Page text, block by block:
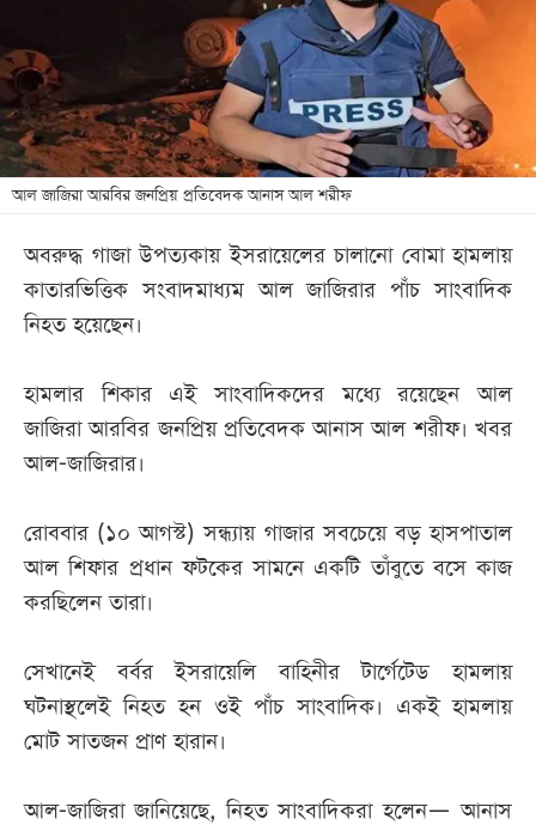
বিনোদন
লাইফ
স্টাইল
শিক্ষা
সব
বিভাগ
ভিডিও
আর্কাইভ
আজকের
ই-
পেপার
আল জাজিরা আরবির জনপ্রিয় প্রতিবেদক আনাস আল শরীফ
অবরুদ্ধ গাজা উপত্যকায় ইসরায়েলের চালানো বোমা হামলায়
কাতারভিত্তিক সংবাদমাধ্যম আল জাজিরার পাঁচ সাংবাদিক
নিহত হয়েছেন।
হামলার শিকার এই সাংবাদিকদের মধ্যে রয়েছেন আল
জাজিরা আরবির জনপ্রিয় প্রতিবেদক আনাস আল শরীফ। খবর
আল-জাজিরার।
রোববার (১০ আগস্ট) সন্ধ্যায় গাজার সবচেয়ে বড় হাসপাতাল
আল শিফার প্রধান ফটকের সামনে একটি তাঁবুতে বসে কাজ
করছিলেন তারা।
সেখানেই বর্বর ইসরায়েলি বাহিনীর টার্গেটেড হামলায়
ঘটনাস্থলেই নিহত হন ওই পাঁচ সাংবাদিক। একই হামলায়
মোট সাতজন প্রাণ হারান।
আল-জাজিরা জানিয়েছে, নিহত সাংবাদিকরা হলেন— আনাস